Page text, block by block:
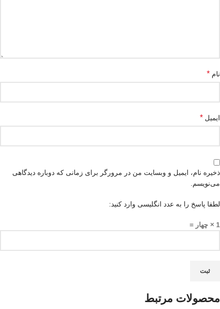
نام *
ایمیل *
ذخیره نام، ایمیل و وبسایت من در مرورگر برای زمانی که دوباره دیدگاهی
می‌نویسم.
لطفا پاسخ را به عدد انگلیسی وارد کنید:
1 × چهار =
محصولات مرتبط